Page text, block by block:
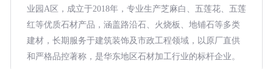
业园A区，成立于2018年，专业生产芝麻白、五莲花、五莲
红等优质石材产品，涵盖路沿石、火烧板、地铺石等多类
建材，长期服务于建筑装饰及市政工程领域，以原厂直供
和严格品控著称，是华东地区石材加工行业的标杆企业。